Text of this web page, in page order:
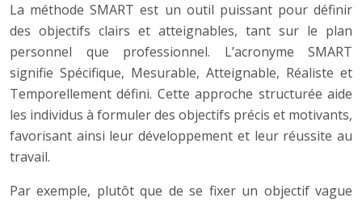
La méthode SMART est un outil puissant pour définir
des objectifs clairs et atteignables, tant sur le plan
personnel que professionnel. L’acronyme SMART
signifie Spécifique, Mesurable, Atteignable, Réaliste et
Temporellement défini. Cette approche structurée aide
les individus à formuler des objectifs précis et motivants,
favorisant ainsi leur développement et leur réussite au
travail.
Par exemple, plutôt que de se fixer un objectif vague